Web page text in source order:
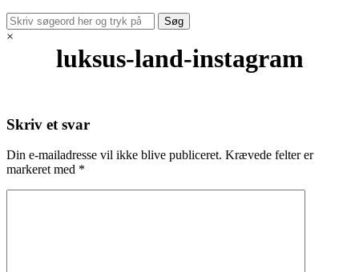
×
luksus-land-instagram
Skriv et svar
Din e-mailadresse vil ikke blive publiceret. Krævede felter er
markeret med *